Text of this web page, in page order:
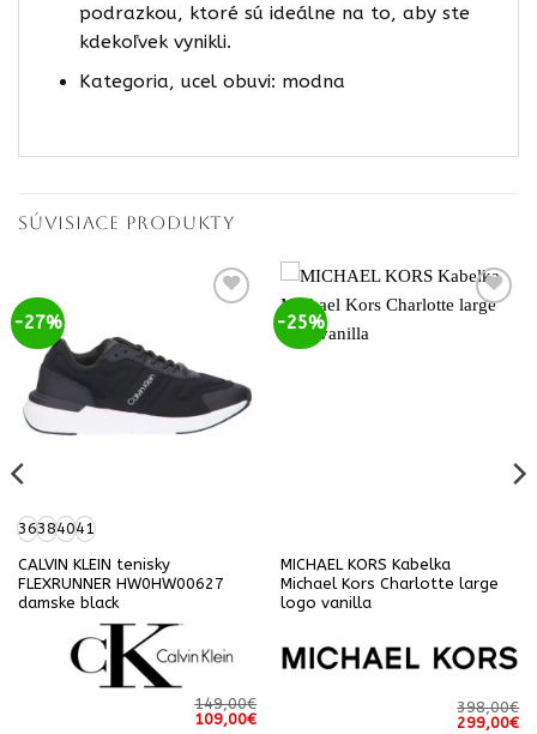
podrazkou, ktoré sú ideálne na to, aby ste
kdekoľvek vynikli.
Kategoria, ucel obuvi: modna
SÚVISIACE PRODUKTY
-27%
36384041
CALVIN KLEIN tenisky
FLEXRUNNER HW0HW00627
damske black
149,00€
Pôvodná
109,00€Aktuálna
-25%
MICHAEL KORS Kabelka
Michael Kors Charlotte large
logo vanilla
398,00€
Pôvodná
299,00€